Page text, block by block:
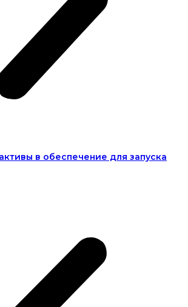
в обеспечение для запуска